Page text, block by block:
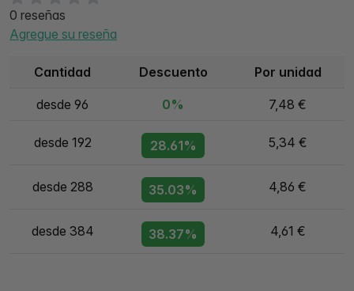
0 reseñas
Agregue su reseña
Cantidad Descuento Por unidad
desde 96 0% 7,48 €
desde 192 28.61% 5,34 €
desde 288 35.03% 4,86 €
desde 384 38.37% 4,61 €